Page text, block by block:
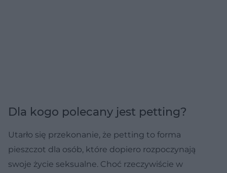
Dla kogo polecany jest petting?
Utarło się przekonanie, że petting to forma
pieszczot dla osób, które dopiero rozpoczynają
swoje życie seksualne. Choć rzeczywiście w